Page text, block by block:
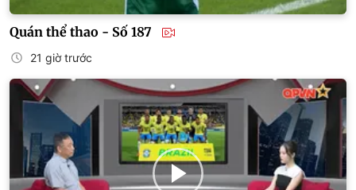
Quán thể thao - Số 187
21 giờ trước